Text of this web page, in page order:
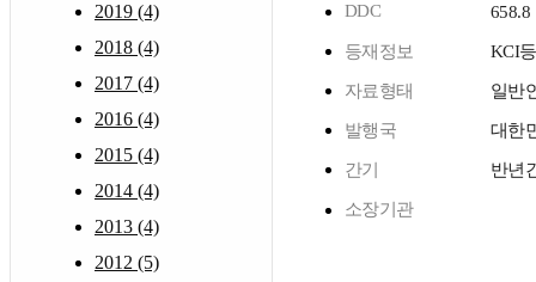
2019 (4)
2018 (4)
2017 (4)
2016 (4)
2015 (4)
2014 (4)
2013 (4)
2012 (5)
DDC
658.8
등재정보 KCI
자료형태 일반
발행국 대한
간기 반년
소장기관